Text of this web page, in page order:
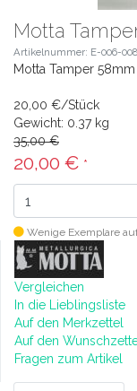
Motta
Artikelnummer: E-006-
Motta Tamper
20,00 €/Stück
Gewicht: 0.37 kg
35,00 €
20,00 € *
Wenige Exemplare
Vergleichen
In die Lieblingsliste
Auf den Merkzettel
Auf den
Fragen zum Artikel